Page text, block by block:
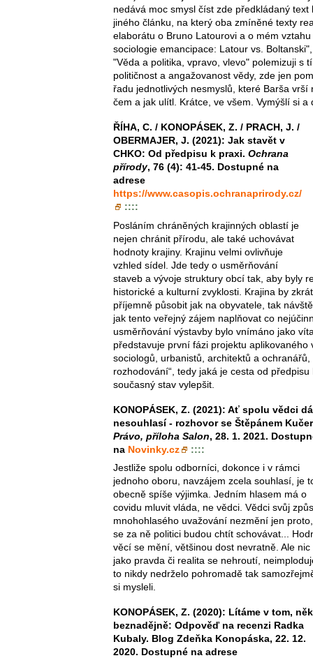
nedává moc smysl číst zde předkládaný
jiného článku, na který oba zmíněné texty
elaborátu o Bruno Latourovi a o mém
sociologie emancipace: Latour vs.
"Věda a politika, vpravo, vlevo" polemizuji s
političnost a angažovanost vědy, zde jen
řadu jednotlivých nesmyslů, které Barša vrší
čem a jak ulítl. Krátce, ve všem. Vymýšlí si a
ŘÍHA, C. / KONOPÁSEK, Z. / PRACH, J. /
OBERMAJER, J. (2021): Jak stavět v
CHKO: Od předpisu k praxi. Ochrana
přírody, 76 (4): 41-45. Dostupné na
adrese
https://www.casopis.ochranaprirody.cz/
::::
Posláním chráněných krajinných oblastí je
nejen chránit přírodu, ale také uchovávat
hodnoty krajiny. Krajinu velmi ovlivňuje
vzhled sídel. Jde tedy o usměrňování
staveb a vývoje struktury obcí tak, aby byly
historické a kulturní zvyklosti. Krajina by
příjemně působit jak na obyvatele, tak
jak tento veřejný zájem naplňovat co
usměrňování výstavby bylo vnímáno jako
představuje první fázi projektu aplikovaného
sociologů, urbanistů, architektů a ochranářů,
rozhodování“, tedy jaká je cesta od
současný stav vylepšit.
KONOPÁSEK, Z. (2021): Ať spolu vědci
nesouhlasí - rozhovor se Štěpánem
Právo, příloha Salon, 28. 1. 2021.
na Novinky.cz
::::
Jestliže spolu odborníci, dokonce i v rámci
jednoho oboru, navzájem zcela souhlasí, je
obecně spíše výjimka. Jedním hlasem má o
covidu mluvit vláda, ne vědci. Vědci svůj
mnohohlasého uvažování nezmění jen
se za ně politici budou chtít schovávat...
věcí se mění, většinou dost nevratně. Ale nic
jako pravda či realita se nehroutí,
to nikdy nedrželo pohromadě tak
si mysleli.
KONOPÁSEK, Z. (2020): Lítáme v tom,
beznadějně: Odpověď na recenzi Radka
Kubaly. Blog Zdeňka Konopáska, 22. 12.
2020. Dostupné na adrese